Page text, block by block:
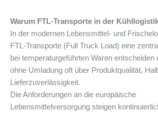
Warum FTL-Transporte in der
In der modernen Lebensmittel- und
FTL-Transporte (Full Truck Load) eine
bei temperaturgeführten Waren entscheiden
ohne Umladung oft über Produktqualität,
Lieferzuverlässigkeit.
Die Anforderungen an die europäische
Lebensmittelversorgung steigen